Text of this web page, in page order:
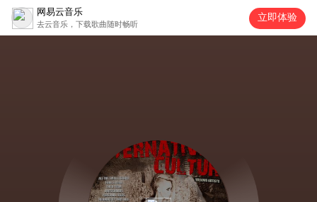
网易云音乐
去云音乐，下载歌曲随时畅听
立即体验